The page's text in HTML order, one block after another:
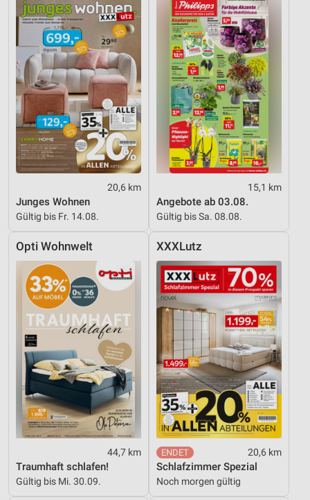
20,6 km
Junges Wohnen
Gültig bis Fr. 14.08.
15,1 km
Angebote ab 03.08.
Gültig bis Sa. 08.08.
Opti Wohnwelt
44,7 km
Traumhaft schlafen!
Gültig bis Mi. 30.09.
XXXLutz
20,6 km
Schlafzimmer Spezial
Noch morgen gültig